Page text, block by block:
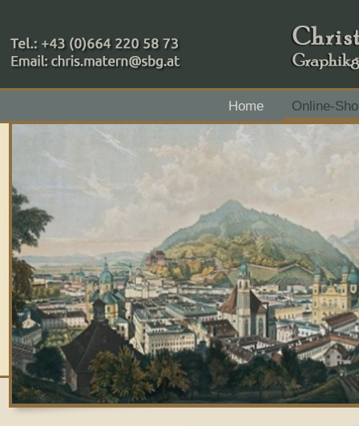
+43 (0)664 220 58 73
Home
Online-
Zahlungsmethoden: RAIBA - Flachgau Mitte - IBAN